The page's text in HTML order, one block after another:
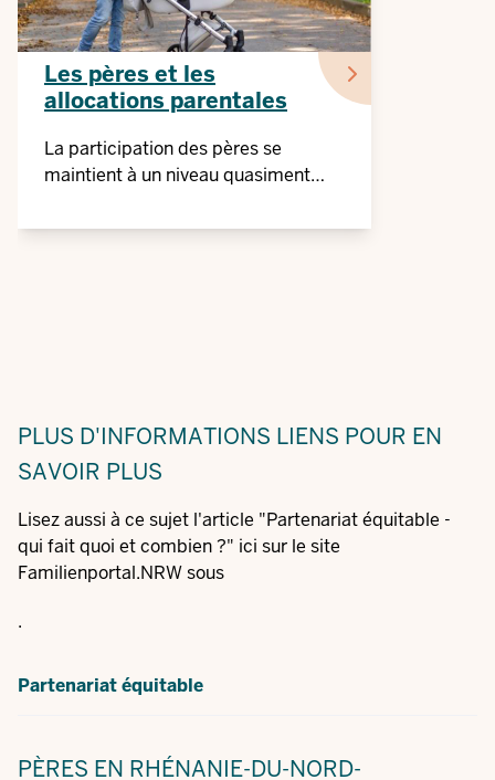
Les pères et les
allocations parentales
La participation des pères se
maintient à un niveau quasiment
PLUS D'INFORMATIONS LIENS POUR EN
SAVOIR PLUS
Lisez aussi à ce sujet l'article "Partenariat équitable -
qui fait quoi et combien ?" ici sur le site
Familienportal.NRW sous
.
Partenariat équitable
PÈRES EN RHÉNANIE-DU-NORD-